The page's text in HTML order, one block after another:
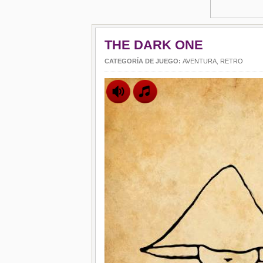
THE DARK ONE
CATEGORÍA DE JUEGO: AVENTURA RETRO